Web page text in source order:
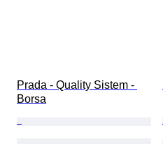
Prada - Quality Sistem -
Borsa